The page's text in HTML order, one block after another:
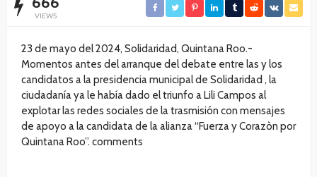
VIEWS
23 de mayo del 2024, Solidaridad, Quintana Roo.-
Momentos antes del arranque del debate entre las y los
candidatos a la presidencia municipal de Solidaridad , la
ciudadanía ya le había dado el triunfo a Lili Campos al
explotar las redes sociales de la trasmisión con mensajes
de apoyo a la candidata de la alianza “Fuerza y Corazòn por
Quintana Roo”. comments